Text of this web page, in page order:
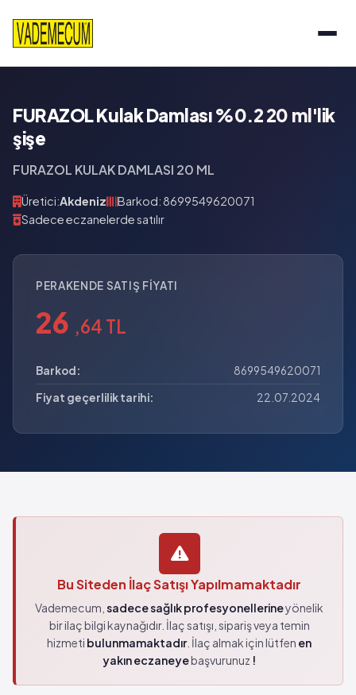
FURAZOL Kulak Damlası %0.2 20 ml'lik
şişe
FURAZOL KULAK DAMLASI 20 ML
Üretici:Akdeniz
Barkod: 8699549620071
Sadece eczanelerde satılır
PERAKENDE SATIŞ FIYATI
26 ,64 TL
Barkod:
8699549620071
Fiyat geçerlilik tarihi:
22.07.2024
Bu Siteden İlaç Satışı Yapılmamaktadır
Vademecum, sadece sağlık profesyonellerineyönelik
bir ilaç bilgi kaynağıdır. İlaç satışı, sipariş veya temin
hizmeti bulunmamaktadır. İlaç almak için lütfen en
yakın eczaneyebaşvurunuz !